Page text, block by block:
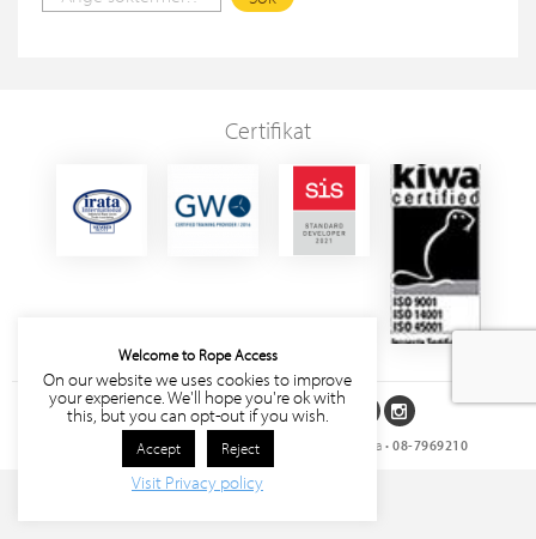
Certifikat
Följ oss på sociala medier
Rope Access Sverige AB • Storgatan 27, 171 63 Solna • 08-7969210
Welcome to Rope Access
On our website we uses cookies to improve
your experience. We'll hope you're ok with
this, but you can opt-out if you wish.
Accept Reject
Visit Privacy policy